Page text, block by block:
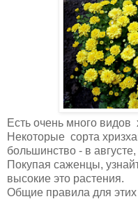
Есть очень много видов
Некоторые сорта
большинство - в
Покупая саженцы,
высокие это растения.
Общие правила для